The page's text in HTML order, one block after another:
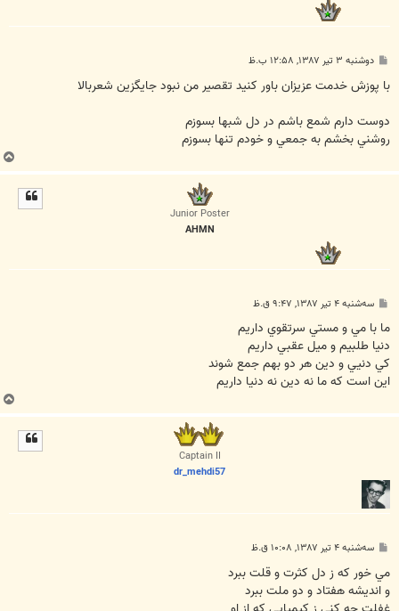
پ
ت
دوشنبه ۳ تیر ۱۳۸۷, ۱۲:۵۸ ب.ظ
با پوزش خدمت عزيزان باور کنيد تقصير من نبود جايگزين شعربالا
دوست دارم شمع باشم در دل شبها بسوزم
روشني بخشم به جمعي و خودم تنها بسوزم
ب
ا
Junior Poster
AHMN
پ
ت
سه‌شنبه ۴ تیر ۱۳۸۷, ۹:۴۷ ق.ظ
ما با مي و مستي سرتقوي داريم
دنيا طلبيم و ميل عقبي داريم
کي دنيي و دين هر دو بهم جمع شوند
اين است که ما نه دين نه دنيا داريم
ب
ا
Captain II
dr_mehdi57
پ
ت
سه‌شنبه ۴ تیر ۱۳۸۷, ۱۰:۰۸ ق.ظ
مي خور که ز دل کثرت و قلت ببرد
و انديشه هفتاد و دو ملت ببرد